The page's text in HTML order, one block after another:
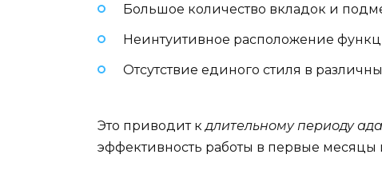
Большое количество вкладок и
Неинтуитивное расположение
Отсутствие единого стиля в
Это приводит кдлительному периоду
эффективность работы в первые месяцы